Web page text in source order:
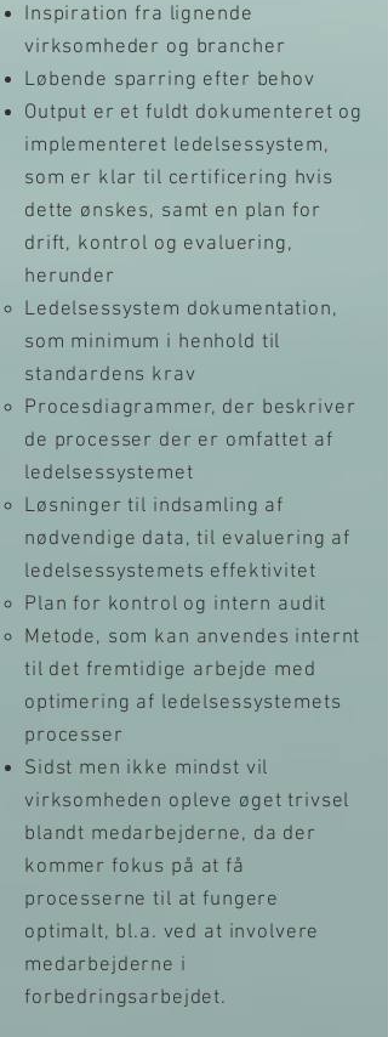
Inspiration fra lignende
virksomheder og brancher
Løbende sparring efter behov
Output er et fuldt dokumenteret og
implementeret ledelsessystem,
som er klar til certificering hvis
dette ønskes, samt en plan for
drift, kontrol og evaluering,
herunder
Ledelsessystem dokumentation,
som minimum i henhold til
standardens krav
Procesdiagrammer, der beskriver
de processer der er omfattet af
ledelsessystemet
Løsninger til indsamling af
nødvendige data, til evaluering af
ledelsessystemets effektivitet
Plan for kontrol og intern audit
Metode, som kan anvendes internt
til det fremtidige arbejde med
optimering af ledelsessystemets
processer
Sidst men ikke mindst vil
virksomheden opleve øget trivsel
blandt medarbejderne, da der
kommer fokus på at få
processerne til at fungere
optimalt, bl.a. ved at involvere
medarbejderne i
forbedringsarbejdet.